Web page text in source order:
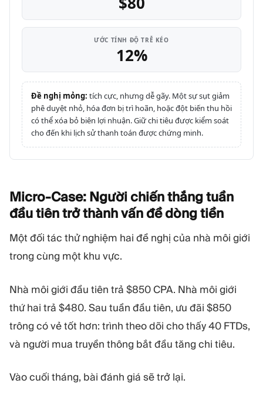
ƯỚC TÍNH ĐỘ TRỄ KÉO
12%
Đề nghị mỏng: tích cực, nhưng dễ gãy. Một sự sụt giảm
phê duyệt nhỏ, hóa đơn bị trì hoãn, hoặc đột biến thu hồi
có thể xóa bỏ biên lợi nhuận. Giữ chi tiêu được kiểm soát
cho đến khi lịch sử thanh toán được chứng minh.
Micro-Case: Người chiến thắng tuần
đầu tiên trở thành vấn đề dòngtiền
Một đối tác thử nghiệm hai đề nghị của nhà môi giới
trong cùng một khu vực.
Nhà môi giới đầu tiên trả $850 CPA. Nhà môi giới
thứ hai trả $480. Sau tuần đầu tiên, ưu đãi $850
trông có vẻ tốt hơn: trình theo dõi cho thấy 40 FTDs,
và người mua truyền thông bắt đầu tăng chi tiêu.
Vào cuối tháng, bài đánh giá sẽ trở lại.